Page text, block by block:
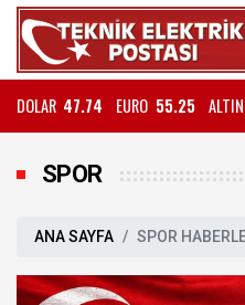
DOLAR 47.74 EURO 55.25 ALTIN
SPOR
ANA SAYFA SPOR